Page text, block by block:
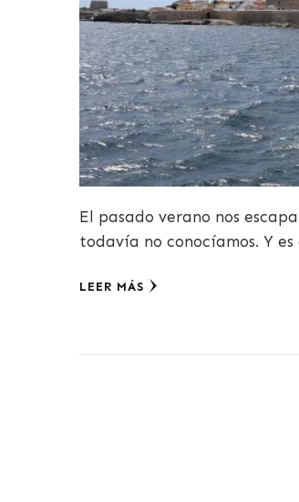
El pasado verano nos
todavía no conocíamos. Y
LEER MÁS